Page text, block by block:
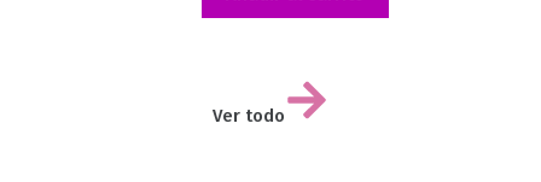
Ver todo